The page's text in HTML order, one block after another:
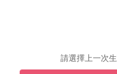
請選擇上一次